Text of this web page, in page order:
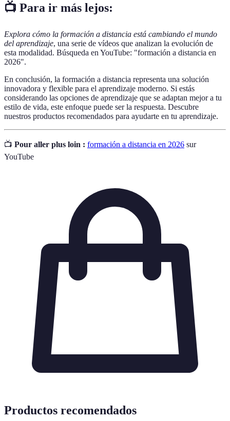
📺 Para ir más lejos:
Explora cómo la formación a distancia está cambiando el mundo
del aprendizaje, una serie de vídeos que analizan la evolución de
esta modalidad. Búsqueda en YouTube: "formación a distancia en
2026".
En conclusión, la formación a distancia representa una solución
innovadora y flexible para el aprendizaje moderno. Si estás
considerando las opciones de aprendizaje que se adaptan mejor a tu
estilo de vida, este enfoque puede ser la respuesta. Descubre
nuestros productos recomendados para ayudarte en tu aprendizaje.
📺 Pour aller plus loin : formación a distancia en 2026 sur
YouTube
Productos recomendados